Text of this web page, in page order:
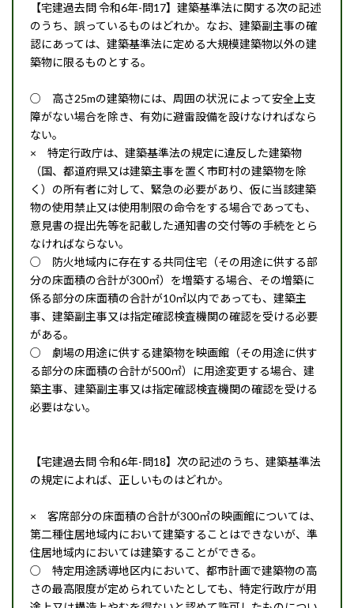
【宅建過去問 令和6年-問17】建築基準法に関する次の記述
のうち、誤っているものはどれか。なお、建築副主事の確
認にあっては、建築基準法に定める大規模建築物以外の建
築物に限るものとする。
○ 高さ25mの建築物には、周囲の状況によって安全上支
障がない場合を除き、有効に避雷設備を設けなければなら
ない。
× 特定行政庁は、建築基準法の規定に違反した建築物
（国、都道府県又は建築主事を置く市町村の建築物を除
く）の所有者に対して、緊急の必要があり、仮に当該建築
物の使用禁止又は使用制限の命令をする場合であっても、
意見書の提出先等を記載した通知書の交付等の手続をとら
なければならない。
○ 防火地域内に存在する共同住宅（その用途に供する部
分の床面積の合計が300㎡）を増築する場合、その増築に
係る部分の床面積の合計が10㎡以内であっても、建築主
事、建築副主事又は指定確認検査機関の確認を受ける必要
がある。
○ 劇場の用途に供する建築物を映画館（その用途に供す
る部分の床面積の合計が500㎡）に用途変更する場合、建
築主事、建築副主事又は指定確認検査機関の確認を受ける
必要はない。
【宅建過去問 令和6年-問18】次の記述のうち、建築基準法
の規定によれば、正しいものはどれか。
× 客席部分の床面積の合計が300㎡の映画館については、
第二種住居地域内において建築することはできないが、準
住居地域内においては建築することができる。
○ 特定用途誘導地区内において、都市計画で建築物の高
さの最高限度が定められていたとしても、特定行政庁が用